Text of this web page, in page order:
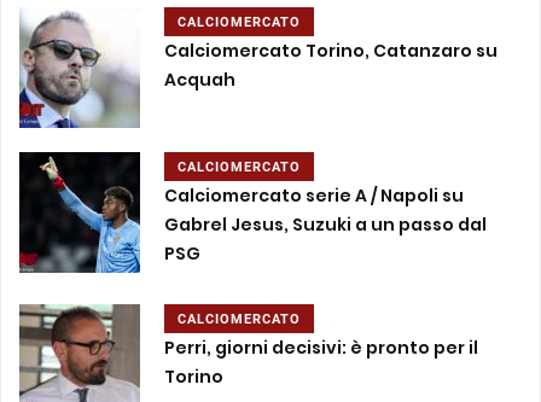
CALCIOMERCATO
Calciomercato Torino, Catanzaro su
Acquah
CALCIOMERCATO
Calciomercato serie A / Napoli su
Gabrel Jesus, Suzuki a un passo dal
PSG
CALCIOMERCATO
Perri, giorni decisivi: è pronto per il
Torino